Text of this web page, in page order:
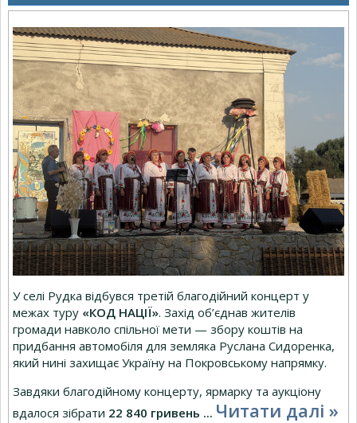
У селі Рудка відбувся третій благодійний концерт у
межах туру «КОД НАЦІЇ». Захід об’єднав жителів
громади навколо спільної мети — збору коштів на
придбання автомобіля для земляка Руслана Сидоренка,
який нині захищає Україну на Покровському напрямку.
Завдяки благодійному концерту, ярмарку та аукціону
вдалося зібрати 22 840 гривень ... Читати далі »